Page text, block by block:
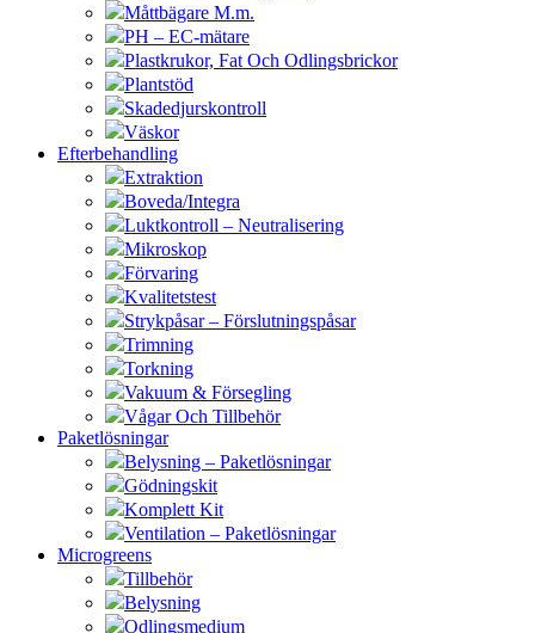
Måttbägare M.m.
PH – EC-mätare
Plastkrukor, Fat Och Odlingsbrickor
Plantstöd
Skadedjurskontroll
Väskor
Efterbehandling
Extraktion
Boveda/Integra
Luktkontroll – Neutralisering
Mikroskop
Förvaring
Kvalitetstest
Strykpåsar – Förslutningspåsar
Trimning
Torkning
Vakuum & Försegling
Vågar Och Tillbehör
Paketlösningar
Belysning – Paketlösningar
Gödningskit
Komplett Kit
Ventilation – Paketlösningar
Microgreens
Tillbehör
Belysning
Odlingsmedium